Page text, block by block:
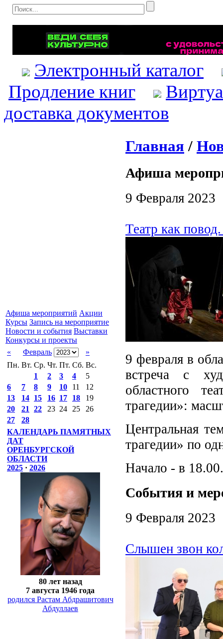
Электронный каталог
Продление книг
доставка документов
Афиша мероприятий Акции
Курсы Запись на мероприятие
Новости и события Выставки
Конкурсы и проекты
«
Февраль
»
Пн. Вт. Ср. Чт. Пт. Сб. Вс.
1
2 3 4
5
6
7 8 9 10 11
12
13
14 15 16 17 18
19
20
21 22 23 24 25
26
27
28
КАЛЕНДАРЬ ПАМЯТНЫХ
ДАТ
ОРЕНБУРГСКОЙ
ОБЛАСТИ
2025 · 2026
80 лет назад
7 августа 1946 года
родился Растам Абдрашитович
Абдуллаев
Главная /
Афиша
9 Февраля 2023
Театр как
9 февраля в
встреча с
областного
трагедии»:
Центральная
трагедии» по
Начало - в
События и
9 Февраля 2023
Слышен звон